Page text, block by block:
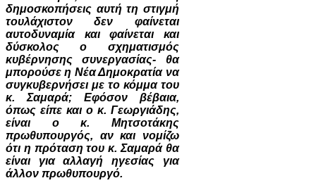
δημοσκοπήσεις αυτή τη στιγμή
τουλάχιστον δεν φαίνεται
αυτοδυναμία και φαίνεται και
δύσκολος ο σχηματισμός
κυβέρνησης συνεργασίας- θα
μπορούσε η Νέα Δημοκρατία να
συγκυβερνήσει με το κόμμα του
κ. Σαμαρά; Εφόσον βέβαια,
όπως είπε και ο κ. Γεωργιάδης,
είναι ο κ. Μητσοτάκης
πρωθυπουργός, αν και νομίζω
ότι η πρόταση του κ. Σαμαρά θα
είναι για αλλαγή ηγεσίας για
άλλον πρωθυπουργό.